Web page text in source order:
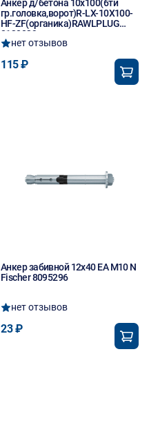
Анкер д/бетона 10х100(6ти
гр.головка,ворот)R-LX-10X100-
HF-ZF(органика)RAWLPLUG
8130039
нет отзывов
115 ₽
Анкер забивной 12х40 EA M10 N
Fischer 8095296
нет отзывов
23 ₽